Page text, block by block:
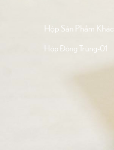
Hộp Sản Phẩm Khác
Hộp Đông Trùng-01